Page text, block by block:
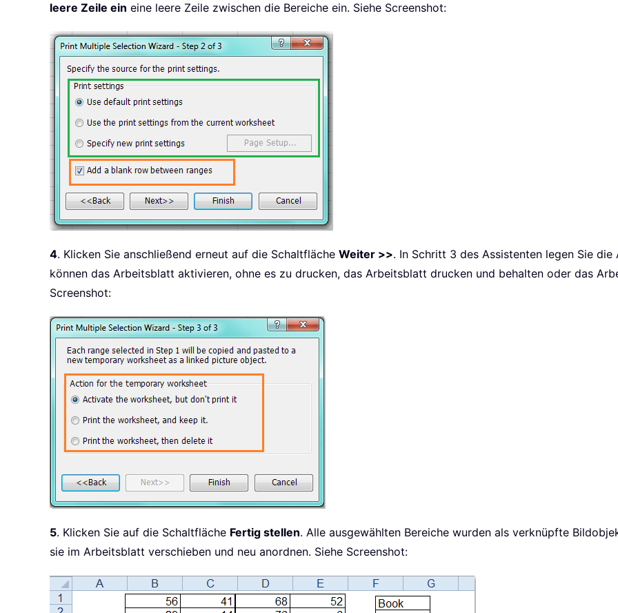
leere Zeile ein eine leere Zeile zwischen die Bereiche ein. Siehe Screenshot:
4. Klicken Sie anschließend erneut auf die Schaltfläche Weiter >>. In Schritt 3 des Assistenten legen Sie
können das Arbeitsblatt aktivieren, ohne es zu drucken, das Arbeitsblatt drucken und behalten oder das
Screenshot:
5. Klicken Sie auf die Schaltfläche Fertig stellen. Alle ausgewählten Bereiche wurden als verknüpfte
sie im Arbeitsblatt verschieben und neu anordnen. Siehe Screenshot: